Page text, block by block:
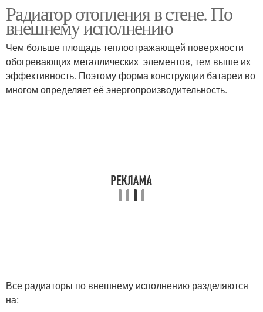
Батареи в стенах Ниша для батареи
Ниши под батареей
Радиатор отопления в стене. По
внешнему исполнению
Чем больше площадь теплоотражающей поверхности
обогревающих металлических элементов, тем выше их
эффективность. Поэтому форма конструкции батареи во
многом определяет её энергопроизводительность.
Все радиаторы по внешнему исполнению разделяются
на: